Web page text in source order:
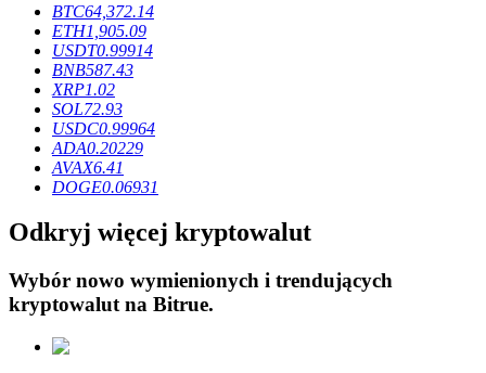
Blokady BTR
Ekskluzywne inwestycje dla posiadaczy BTR
Pożyczki
Usługa pożyczek wspieranych kryptowalutami
BTC64,372.14
ETH1,905.09
USDT0.99914
BNB587.43
XRP1.02
SOL72.93
USDC0.99964
ADA0.20229
AVAX6.41
DOGE0.06931
Odkryj więcej kryptowalut
Wybór nowo wymienionych i trendujących
kryptowalut na Bitrue.